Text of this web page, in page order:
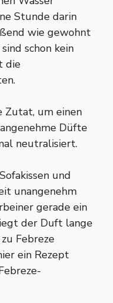
Stunde darin
wie gewohnt
schon kein
die
Zutat, um einen
Düfte
neutralisiert.
und
unangenehm
gerade ein
der Duft lange
Febreze
ein Rezept